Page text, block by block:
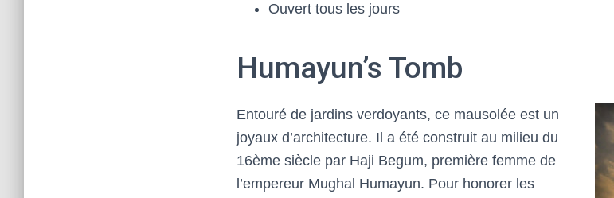
Ouvert tous les jours
Humayun’s Tomb
Entouré de jardins verdoyants, ce mausolée est un
joyaux d’architecture. Il a été construit au milieu du
16ème siècle par Haji Begum, première femme de
l’empereur Mughal Humayun. Pour honorer les